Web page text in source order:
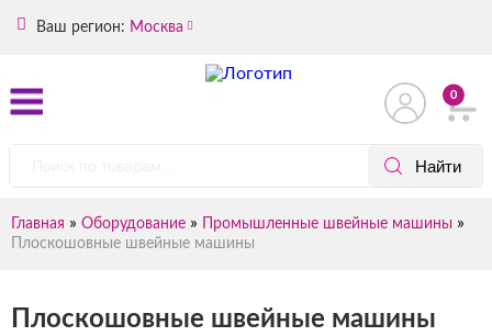
Ваш регион: Москва
0
Главная » Оборудование » Промышленные швейные машины »
Плоскошовные швейные машины
Плоскошовные швейные машины